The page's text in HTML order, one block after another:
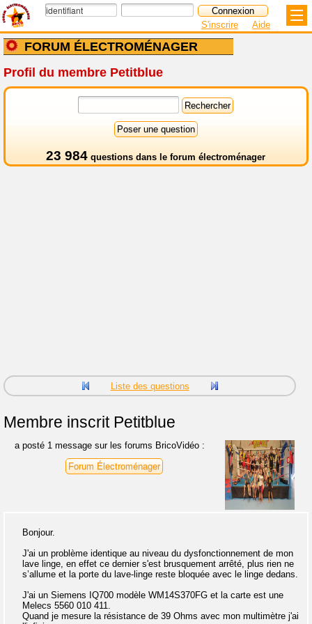
FORUM ÉLECTROMÉNAGER
S'inscrire Aide
Profil du membre Petitblue
23 984 questions dans le forum électroménager
Liste des questions
Membre inscritPetitblue
a posté 1 message sur les forums BricoVidéo :
Forum Électroménager
Bonjour.
J'ai un problème identique au niveau du dysfonctionnement de mon
lave linge, en effet ce dernier s'est brusquement arrêté, plus rien ne
s’allume et la porte du lave-linge reste bloquée avec le linge dedans.
J'ai un Siemens IQ700 modèle WM14S370FG et la carte est une
Melecs 5560 010 411.
Quand je mesure la résistance de 39 Ohms avec mon multimètre j'ai